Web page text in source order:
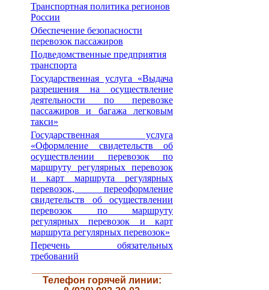
Транспортная политика регионов
России
Обеспечение безопасности
перевозок пассажиров
Подведомственные предприятия
транспорта
Государственная услуга «Выдача
разрешения на осуществление
деятельности по перевозке
пассажиров и багажа легковым
такси»
Государственная услуга
«Оформление свидетельств об
осуществлении перевозок по
маршруту регулярных перевозок
и карт маршрута регулярных
перевозок, переоформление
свидетельств об осуществлении
перевозок по маршруту
регулярных перевозок и карт
маршрута регулярных перевозок»
Перечень обязательных
требований
Телефон горячей линии: